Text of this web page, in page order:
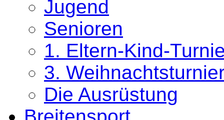
Jugend
Senioren
1. Eltern-Kind-
3.
Die Ausrüstung